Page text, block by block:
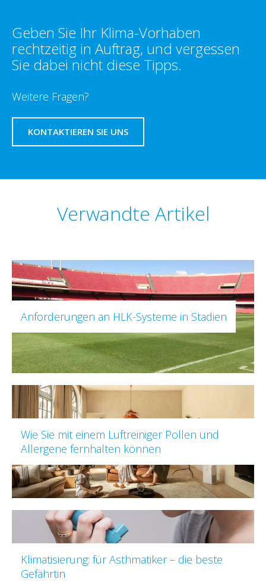
Geben Sie Ihr Klima-Vorhaben
rechtzeitig in Auftrag, und vergessen
Sie dabei nicht diese Tipps.
Weitere Fragen?
KONTAKTIEREN SIE UNS
Verwandte Artikel
Anforderungen an HLK-Systeme in Stadien
Wie Sie mit einem Luftreiniger Pollen und
Allergene fernhalten können
Klimatisierung: für Asthmatiker – die beste
Gefährtin